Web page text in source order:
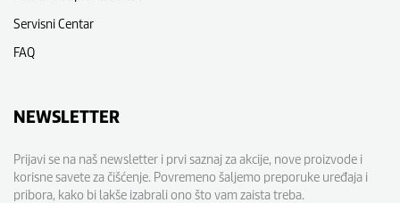
Servisni Centar
FAQ
NEWSLETTER
Prijavi se na naš newsletter i prvi saznaj za akcije, nove proizvode i
korisne savete za čišćenje. Povremeno šaljemo preporuke uređaja i
pribora, kako bi lakše izabrali ono što vam zaista treba.